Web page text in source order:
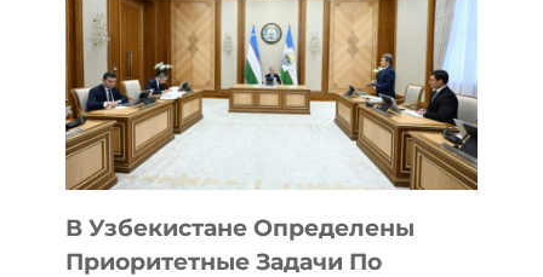
В Узбекистане Определены
Приоритетные Задачи По